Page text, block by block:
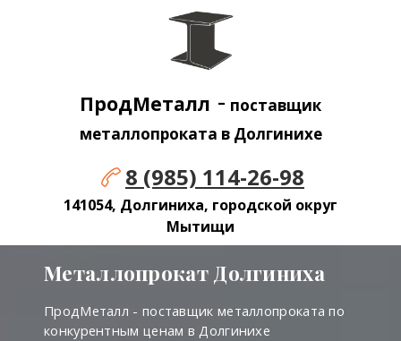
ПродМеталл - поставщик
металлопроката в Долгинихе
8 (985) 114-26-98
141054, Долгиниха, городской округ
Мытищи
МеталлопрокатДолгиниха
ПродМеталл - поставщик металлопроката по
конкурентным ценам в Долгинихе